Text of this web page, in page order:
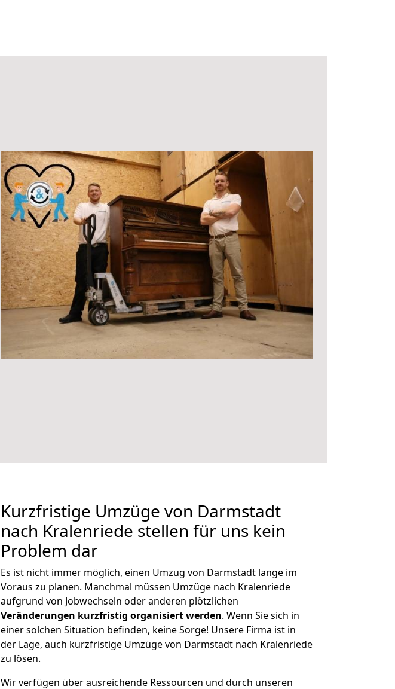
Kurzfristige Umzüge von Darmstadt
nach Kralenriede stellen für uns kein
Problem dar
Es ist nicht immer möglich, einen Umzug von Darmstadt lange im
Voraus zu planen. Manchmal müssen Umzüge nach Kralenriede
aufgrund von Jobwechseln oder anderen plötzlichen
Veränderungen kurzfristig organisiert werden. Wenn Sie sich in
einer solchen Situation befinden, keine Sorge! Unsere Firma ist in
der Lage, auch kurzfristige Umzüge von Darmstadt nach Kralenriede
zu lösen.
Wir verfügen über ausreichende Ressourcen und durch unseren